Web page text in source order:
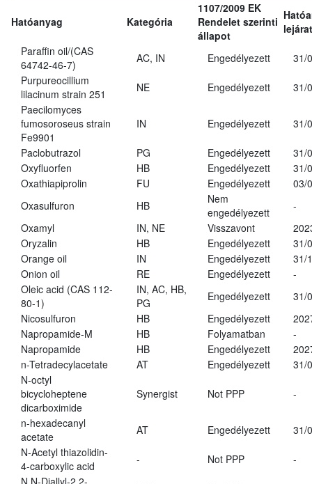
Hatóanyag Kategória
1107/2009 EK
Rendelet szerinti
állapot
Paraffin oil/(CAS
64742-46-7)
AC, IN Engedélyezett
31/
Purpureocillium
lilacinum strain 251
NE Engedélyezett
31/
Paecilomyces
fumosoroseus strain
Fe9901
IN Engedélyezett 31/
Paclobutrazol PG Engedélyezett
31/
Oxyfluorfen
HB Engedélyezett
31/
Oxathiapiprolin
FU Engedélyezett
03/
Oxasulfuron
HB
Nem
engedélyezett
-
Oxamyl
IN, NE Visszavont
Oryzalin
HB Engedélyezett
31/
Orange oil
IN Engedélyezett
31/
Onion oil
RE Engedélyezett
-
Oleic acid (CAS 112-
80-1)
IN, AC, HB,
PG
Engedélyezett
31/
Nicosulfuron
HB Engedélyezett
Napropamide-M
HB Folyamatban
-
Napropamide
HB Engedélyezett
n-Tetradecylacetate
AT Engedélyezett
31/
N-octyl
bicycloheptene
dicarboximide
Synergist Not PPP -
n-hexadecanyl
acetate
AT Engedélyezett
31/
N-Acetyl thiazolidin-
4-carboxylic acid
- Not PPP
-